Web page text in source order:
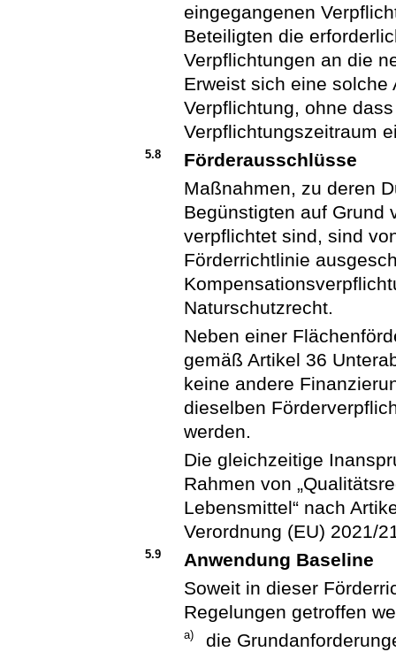
eingegangenen
Beteiligten die
Verpflichtungen an die
Erweist sich eine
Verpflichtung, ohne
Verpflichtungszeitraum
5.8
Förderausschlüsse
Maßnahmen, zu deren
Begünstigten auf Grund
verpflichtet sind, sind
Förderrichtlinie
Naturschutzrecht.
Neben einer
gemäß Artikel 36
keine andere
dieselben
werden.
Die gleichzeitige
Rahmen von
Lebensmittel“ nach
Verordnung (EU) 2021/
5.9
Anwendung Baseline
Soweit in dieser
Regelungen getroffen
a)
die